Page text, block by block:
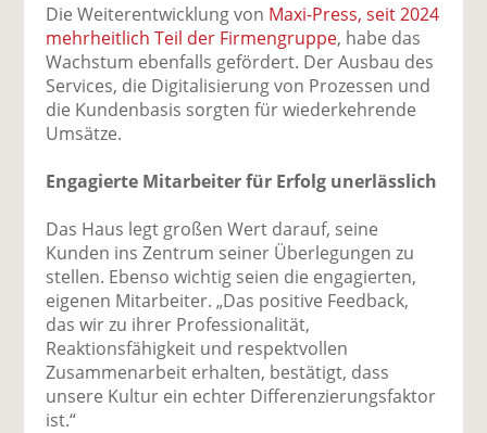
Die Weiterentwicklung von Maxi-Press, seit 2024
mehrheitlich Teil der Firmengruppe, habe das
Wachstum ebenfalls gefördert. Der Ausbau des
Services, die Digitalisierung von Prozessen und
die Kundenbasis sorgten für wiederkehrende
Umsätze.
Engagierte Mitarbeiter für Erfolg unerlässlich
Das Haus legt großen Wert darauf, seine
Kunden ins Zentrum seiner Überlegungen zu
stellen. Ebenso wichtig seien die engagierten,
eigenen Mitarbeiter. „Das positive Feedback,
das wir zu ihrer Professionalität,
Reaktionsfähigkeit und respektvollen
Zusammenarbeit erhalten, bestätigt, dass
unsere Kultur ein echter Differenzierungsfaktor
ist.“